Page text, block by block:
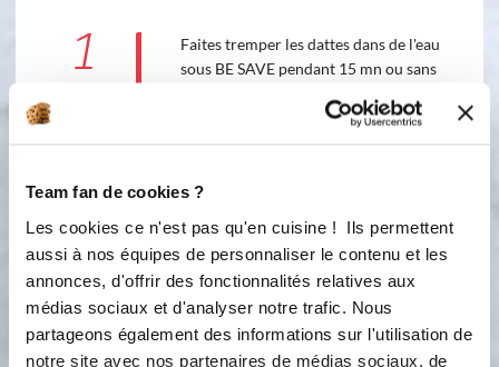
Team fan de cookies ?
Les cookies ce n'est pas qu'en cuisine ! Ils permettent
aussi à nos équipes de personnaliser le contenu et les
annonces, d'offrir des fonctionnalités relatives aux
médias sociaux et d'analyser notre trafic. Nous
partageons également des informations sur l'utilisation de
notre site avec nos partenaires de médias sociaux, de
1
Faites tremper les dattes dans de l'eau
sous BE SAVE pendant 15 mn ou sans
trempage) , les tomates confites, la
pâte d'ail, les feuilles de basilic dans le
bol ; et réglez 45 sec vit 6 . si cela vous
paraît trop épais rajoutez un peu
6